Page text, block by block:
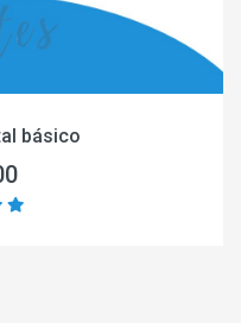
básico